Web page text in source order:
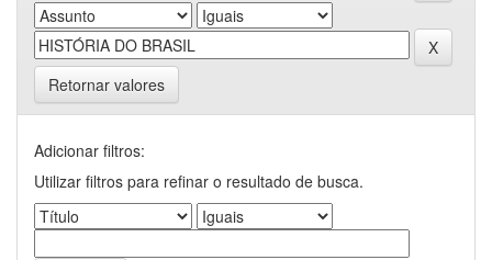
Retornar valores
Adicionar filtros:
Utilizar filtros para refinar o resultado de busca.